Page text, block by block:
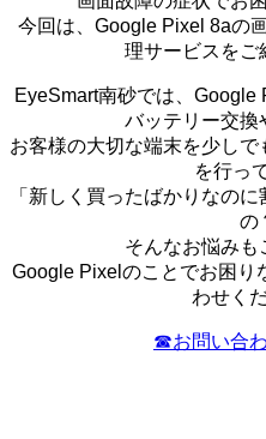
今回は、Google Pixel 8aの
理サービスをご
EyeSmart南砂では、Google
バッテリー交換
お客様の大切な端末を少し
を行っ
「新しく買ったばかりなの
の
そんなお悩みも
Google Pixelのことでお困り
わせく
☎︎お問い合